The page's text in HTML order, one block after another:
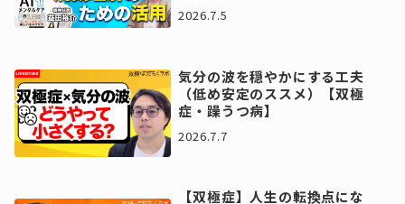
2026.7.5
気分の波を穏やかにする工夫
（低め安定のススメ）【双極
症・躁うつ病】
2026.7.7
【双極症】人生の転換点にな